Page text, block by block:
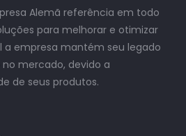
Alemã referência em todo
para melhorar e otimizar
a empresa mantém seu legado
mercado, devido a
de seus produtos.